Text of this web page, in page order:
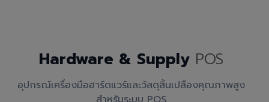
Hardware & Supply POS
อุปกรณ์เครื่องมือฮาร์ดแวร์และวัสดุสิ้นเปลืองคุณภาพสูง